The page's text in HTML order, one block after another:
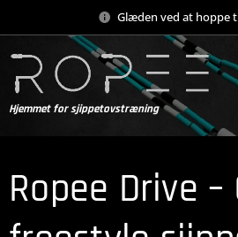
Glæden ved at hoppe
Hjemmet for sjippetovstræning
Ropee Drive